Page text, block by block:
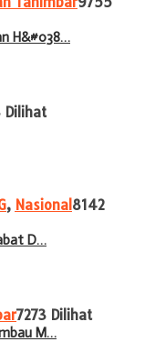
H&#038…
Dilihat
, Nasional 8142
D…
7273 Dilihat
M…